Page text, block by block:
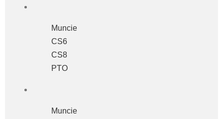
Muncie
CS6
CS8
PTO
Muncie